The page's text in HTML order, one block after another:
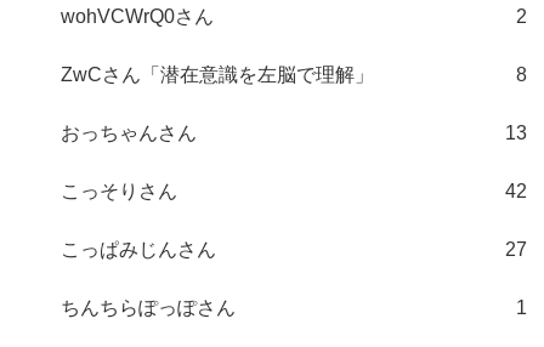
wohVCWrQ0さん 2
ZwCさん「潜在意識を左脳で理解」 8
おっちゃんさん 13
こっそりさん 42
こっぱみじんさん 27
ちんちらぽっぽさん 1